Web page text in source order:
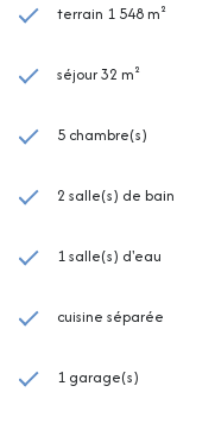
terrain 1 548 m²
séjour 32 m²
5 chambre(s)
2 salle(s) de bain
1 salle(s) d'eau
cuisine séparée
1 garage(s)